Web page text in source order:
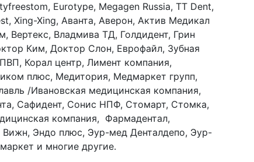
Eurotype, Megagen Russia, TT Dent,
Xing-Xing, Аванта, Аверон, Актив Медикал
Владмива ТД, Голдидент, Грин
Ким, Доктор Слон, Еврофайл, Зубная
Корал центр, Лимент компания,
плюс, Медитория, Медмаркет групп,
/Ивановская медицинская компания,
Сафидент, Сонис НПФ, Стомарт, Стомка,
компания, Фармадентал,
Вижн, Эндо плюс, Эур-мед Денталдепо, Эур-
и многие другие.